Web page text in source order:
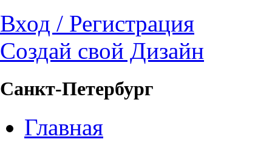
Вход / Регистрация
Создай свой Дизайн
Санкт-Петербург
Главная